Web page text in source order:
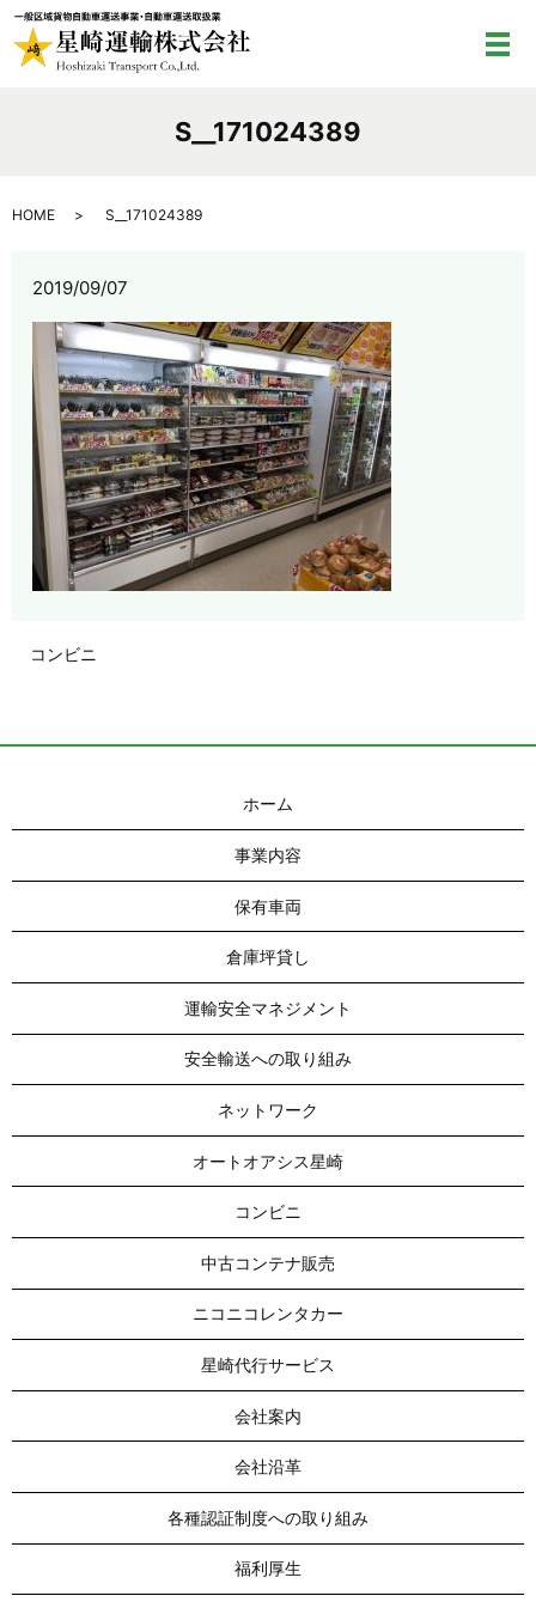
メ
S__171024389
HOME S__171024389
2019/09/07
コンビニ
ホーム
事業内容
保有車両
倉庫坪貸し
運輸安全マネジメント
安全輸送への取り組み
ネットワーク
オートオアシス星崎
コンビニ
中古コンテナ販売
ニコニコレンタカー
星崎代行サービス
会社案内
会社沿革
各種認証制度への取り組み
福利厚生